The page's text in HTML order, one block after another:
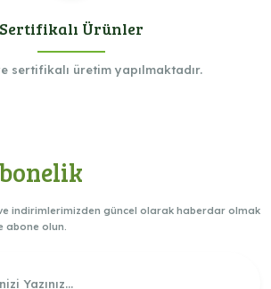
Sertifikalı Ürünler
sertifikalı üretim yapılmaktadır.
indirimlerimizden güncel olarak haberdar olmak
abone olun.